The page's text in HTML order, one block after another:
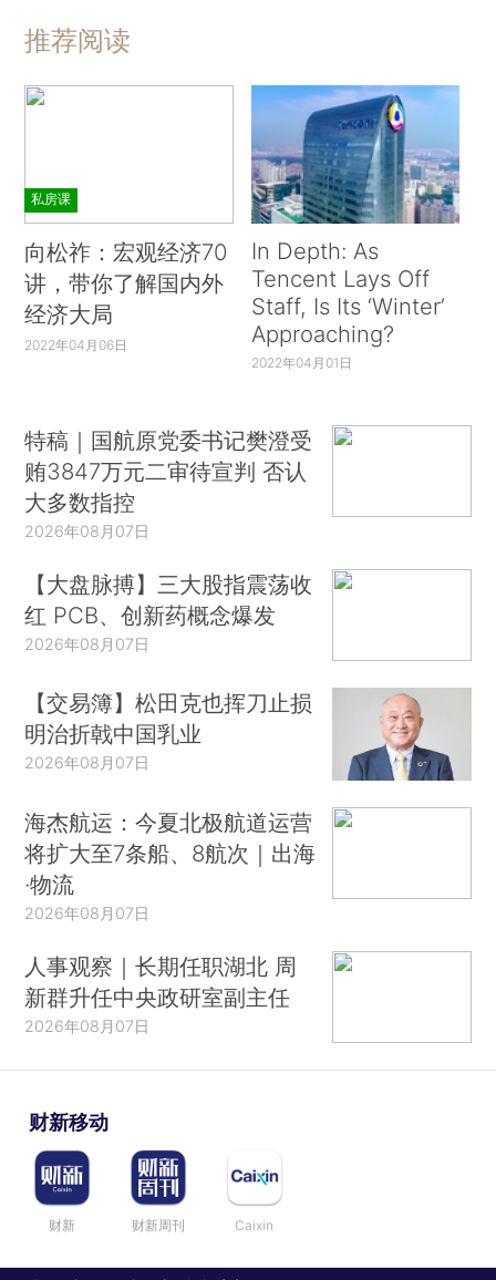
推荐阅读
私房课
向松祚：宏观经济70
讲，带你了解国内外
经济大局
2022年04月06日
In Depth: As
Tencent Lays Off
Staff, Is Its ‘Winter’
Approaching?
2022年04月01日
特稿｜国航原党委书记樊澄受
贿3847万元二审待宣判 否认
大多数指控
2026年08月07日
【大盘脉搏】三大股指震荡收
红 PCB、创新药概念爆发
2026年08月07日
【交易簿】松田克也挥刀止损
明治折戟中国乳业
2026年08月07日
海杰航运：今夏北极航道运营
将扩大至7条船、8航次｜出海
·物流
2026年08月07日
人事观察｜长期任职湖北 周
新群升任中央政研室副主任
2026年08月07日
财新移动
财新 财新周刊 Caixin